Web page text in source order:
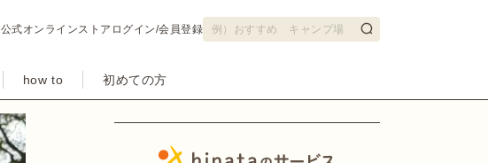
公式オンラインストア ログイン/会員登録
how to 初めての方